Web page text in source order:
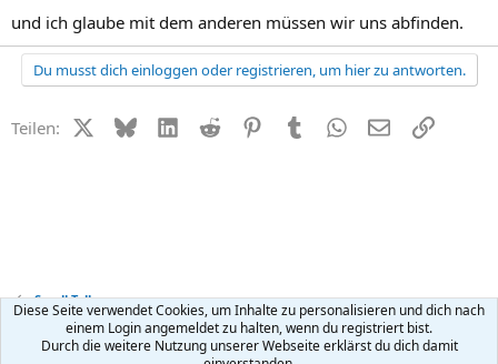
und ich glaube mit dem anderen müssen wir uns abfinden.
Du musst dich einloggen oder registrieren, um hier zu antworten.
Teilen: X (Twitter)
BlueskyLinkedIn
Reddit PinterestTumblr WhatsApp
E-MailLink
Small Talk
Kontakt Nutzungsbedingungen Datenschutz Hilfe
R
Diese Seite verwendet Cookies, um Inhalte zu personalisieren und dich nach
einem Login angemeldet zu halten, wenn du registriert bist.
Durch die weitere Nutzung unserer Webseite erklärst du dich damit